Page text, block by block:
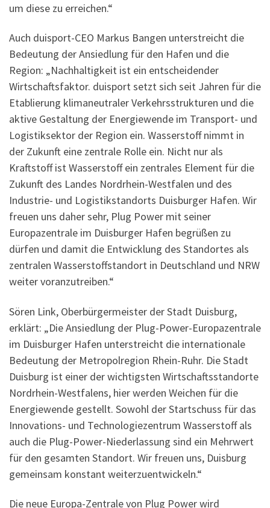
um diese zu erreichen.“
Auch duisport-CEO Markus Bangen unterstreicht die
Bedeutung der Ansiedlung für den Hafen und die
Region: „Nachhaltigkeit ist ein entscheidender
Wirtschaftsfaktor. duisport setzt sich seit Jahren für die
Etablierung klimaneutraler Verkehrsstrukturen und die
aktive Gestaltung der Energiewende im Transport- und
Logistiksektor der Region ein. Wasserstoff nimmt in
der Zukunft eine zentrale Rolle ein. Nicht nur als
Kraftstoff ist Wasserstoff ein zentrales Element für die
Zukunft des Landes Nordrhein-Westfalen und des
Industrie- und Logistikstandorts Duisburger Hafen. Wir
freuen uns daher sehr, Plug Power mit seiner
Europazentrale im Duisburger Hafen begrüßen zu
dürfen und damit die Entwicklung des Standortes als
zentralen Wasserstoffstandort in Deutschland und NRW
weiter voranzutreiben.“
Sören Link, Oberbürgermeister der Stadt Duisburg,
erklärt: „Die Ansiedlung der Plug-Power-Europazentrale
im Duisburger Hafen unterstreicht die internationale
Bedeutung der Metropolregion Rhein-Ruhr. Die Stadt
Duisburg ist einer der wichtigsten Wirtschaftsstandorte
Nordrhein-Westfalens, hier werden Weichen für die
Energiewende gestellt. Sowohl der Startschuss für das
Innovations- und Technologiezentrum Wasserstoff als
auch die Plug-Power-Niederlassung sind ein Mehrwert
für den gesamten Standort. Wir freuen uns, Duisburg
gemeinsam konstant weiterzuentwickeln.“
Die neue Europa-Zentrale von Plug Power wird